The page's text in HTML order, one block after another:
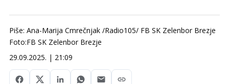
Piše: Ana-Marija Cmrečnjak /Radio105/ FB SK Zelenbor Brezje
Foto:FB SK Zelenbor Brezje
29.09.2025. | 21:09